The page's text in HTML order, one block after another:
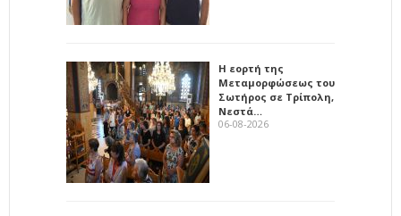
Η εορτή της
Μεταμορφώσεως του
Σωτήρος σε Τρίπολη,
Νεστά…
06-08-2026